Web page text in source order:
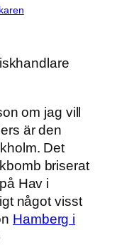
om jag vill
är den
Det
briserat
Hav i
något visst
Hamberg i